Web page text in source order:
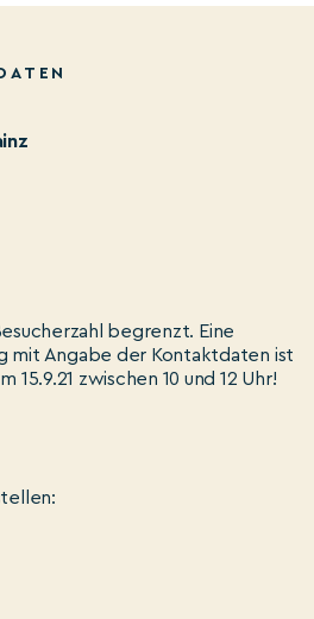
begrenzt. Eine
mit Angabe der Kontaktdaten ist
15.9.21 zwischen 10 und 12 Uhr!